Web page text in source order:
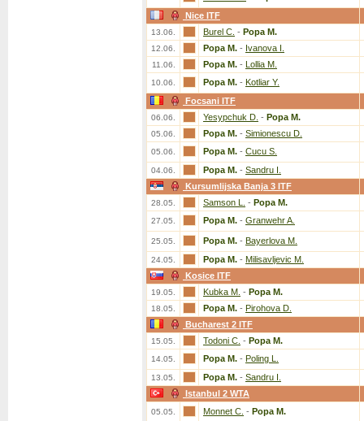
Nice ITF
13.06. Burel C. - Popa M.
12.06. Popa M. - Ivanova I.
11.06. Popa M. - Lollia M.
10.06. Popa M. - Kotliar Y.
Focsani ITF
06.06. Yesypchuk D. - Popa M.
05.06. Popa M. - Simionescu D.
05.06. Popa M. - Cucu S.
04.06. Popa M. - Sandru I.
Kursumlijska Banja 3 ITF
28.05. Samson L. - Popa M.
27.05. Popa M. - Granwehr A.
25.05. Popa M. - Bayerlova M.
24.05. Popa M. - Milisavljevic M.
Kosice ITF
19.05. Kubka M. - Popa M.
18.05. Popa M. - Pirohova D.
Bucharest 2 ITF
15.05. Todoni C. - Popa M.
14.05. Popa M. - Poling L.
13.05. Popa M. - Sandru I.
Istanbul 2 WTA
05.05. Monnet C. - Popa M.